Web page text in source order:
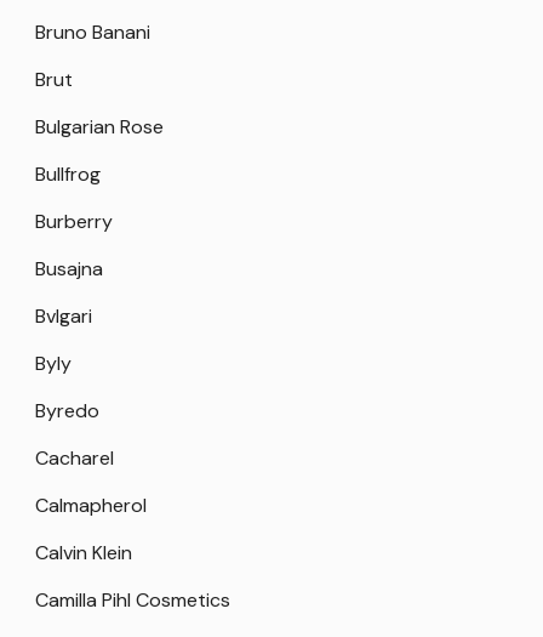
Bruno Banani
Brut
Bulgarian Rose
Bullfrog
Burberry
Busajna
Bvlgari
Byly
Byredo
Cacharel
Calmapherol
Calvin Klein
Camilla Pihl Cosmetics